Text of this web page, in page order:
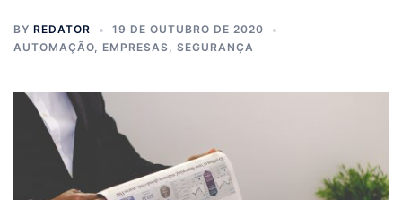
BY REDATOR
19 DE OUTUBRO DE 2020
AUTOMAÇÃO, EMPRESAS, SEGURANÇA